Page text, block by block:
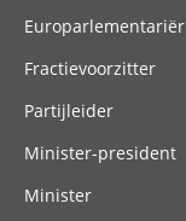
Europarlementariër
Fractievoorzitter
Partijleider
Minister-president
Minister